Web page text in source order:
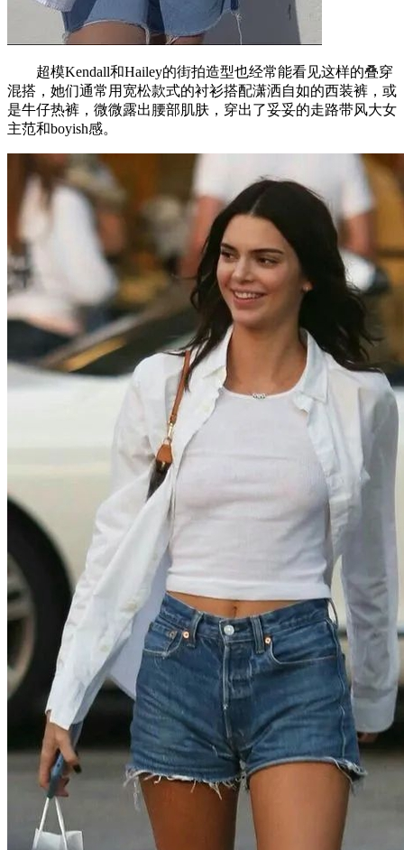
超模Kendall和Hailey的街拍造型也经常能看见这样的叠穿
混搭，她们通常用宽松款式的衬衫搭配潇洒自如的西装裤，或
是牛仔热裤，微微露出腰部肌肤，穿出了妥妥的走路带风大女
主范和boyish感。